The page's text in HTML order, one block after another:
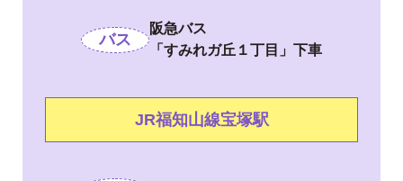
バス
阪急バス
「すみれガ丘１丁目」下車
JR福知山線宝塚駅